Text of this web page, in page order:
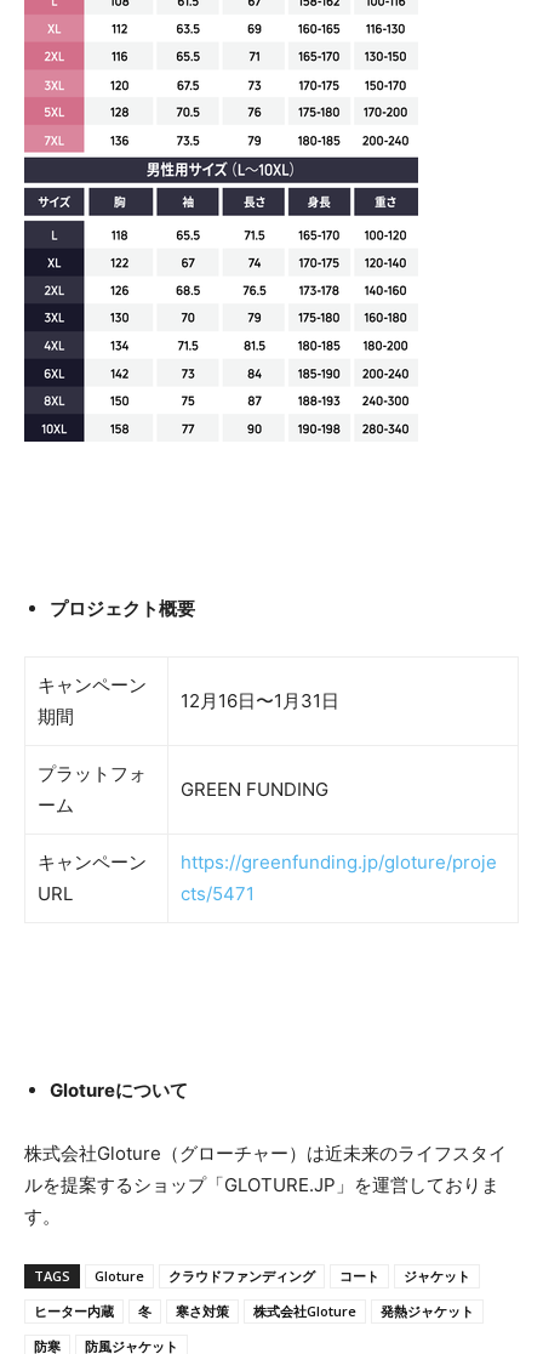
プロジェクト概要​
キャンペーン
期間
12月16日〜1月31日
プラットフォ
ーム
GREEN FUNDING
キャンペーン
URL
https://greenfunding.jp/gloture/proje
cts/5471
Glotureについて
株式会社Gloture（グローチャー）は近未来のライフスタイ
ルを提案するショップ「GLOTURE.JP」を運営しておりま
す。
TAGS Gloture クラウドファンディング コート
ジャケット
ヒーター内蔵
冬 寒さ対策 株式会社Gloture
発熱ジャケット
防寒
防風ジャケット